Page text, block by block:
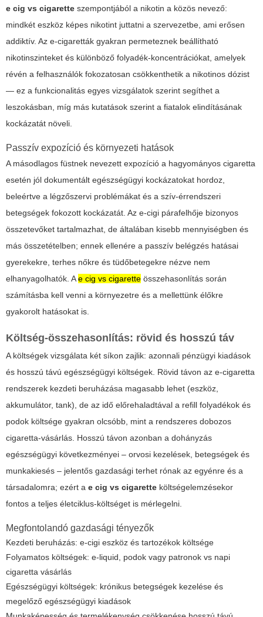
e cig vs cigarette szempontjából a nikotin a közös nevező:
mindkét eszköz képes nikotint juttatni a szervezetbe, ami erősen
addiktív. Az e-cigaretták gyakran permeteznek beállítható
nikotinszinteket és különböző folyadék-koncentrációkat, amelyek
révén a felhasználók fokozatosan csökkenthetik a nikotinos dózist
— ez a funkcionalitás egyes vizsgálatok szerint segíthet a
leszokásban, míg más kutatások szerint a fiatalok elindításának
kockázatát növeli.
Passzív expozíció és környezeti hatások
A másodlagos füstnek nevezett expozíció a hagyományos cigaretta
esetén jól dokumentált egészségügyi kockázatokat hordoz,
beleértve a légzőszervi problémákat és a szív-érrendszeri
betegségek fokozott kockázatát. Az e-cigi párafelhője bizonyos
összetevőket tartalmazhat, de általában kisebb mennyiségben és
más összetételben; ennek ellenére a passzív belégzés hatásai
gyerekekre, terhes nőkre és tüdőbetegekre nézve nem
elhanyagolhatók. Ae cig vs cigarette összehasonlítás során
számításba kell venni a környezetre és a mellettünk élőkre
gyakorolt hatásokat is.
Költség-összehasonlítás: rövid és hosszú táv
A költségek vizsgálata két síkon zajlik: azonnali pénzügyi kiadások
és hosszú távú egészségügyi költségek. Rövid távon az e-cigaretta
rendszerek kezdeti beruházása magasabb lehet (eszköz,
akkumulátor, tank), de az idő előrehaladtával a refill folyadékok és
podok költsége gyakran olcsóbb, mint a rendszeres dobozos
cigaretta-vásárlás. Hosszú távon azonban a dohányzás
egészségügyi következményei – orvosi kezelések, betegségek és
munkakiesés – jelentős gazdasági terhet rónak az egyénre és a
társadalomra; ezért a e cig vs cigarette költségelemzésekor
fontos a teljes életciklus-költséget is mérlegelni.
Megfontolandó gazdasági tényezők
Kezdeti beruházás: e-cigi eszköz és tartozékok költsége
Folyamatos költségek: e-liquid, podok vagy patronok vs napi
cigaretta vásárlás
Egészségügyi költségek: krónikus betegségek kezelése és
megelőző egészségügyi kiadások